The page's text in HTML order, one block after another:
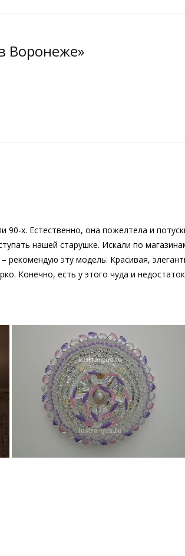
Воронеже»
х. Естественно, она пожелтела и
нашей старушке. Искали по
эту модель. Красивая,
Конечно, есть у этого чуда и